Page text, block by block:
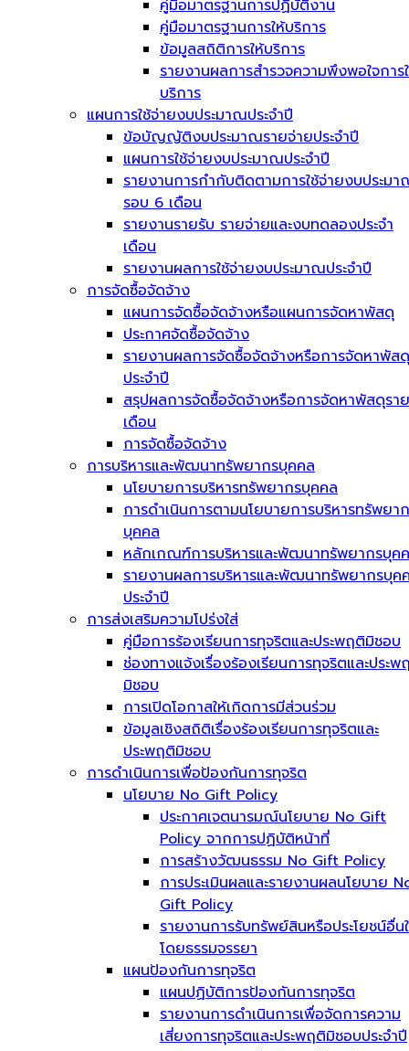
คู่มือมาตรฐานการปฏิบัติงาน
คู่มือมาตรฐานการให้บริการ
ข้อมูลสถิติการให้บริการ
รายงานผลการสำรวจความพึงพอใจการ
บริการ
แผนการใช้จ่ายงบประมาณประจำปี
ข้อบัญญัติงบประมาณรายจ่ายประจำปี
แผนการใช้จ่ายงบประมาณประจำปี
รายงานการกำกับติดตามการใช้จ่ายงบประม
รอบ 6 เดือน
รายงานรายรับ รายจ่ายและงบทดลองประจำ
เดือน
รายงานผลการใช้จ่ายงบประมาณประจำปี
การจัดซื้อจัดจ้าง
แผนการจัดซื้อจัดจ้างหรือแผนการจัดหาพัสดุ
ประกาศจัดซื้อจัดจ้าง
รายงานผลการจัดซื้อจัดจ้างหรือการจัดหาพัสดุ
ประจำปี
สรุปผลการจัดซื้อจัดจ้างหรือการจัดหาพัสดุราย
เดือน
การจัดซื้อจัดจ้าง
การบริหารและพัฒนาทรัพยากรบุคคล
นโยบายการบริหารทรัพยากรบุคคล
การดำเนินการตามนโยบายการบริหารทรัพยา
บุคคล
หลักเกณฑ์การบริหารและพัฒนาทรัพยากรบุค
รายงานผลการบริหารและพัฒนาทรัพยากรบุค
ประจำปี
การส่งเสริมความโปร่งใส่
คู่มือการร้องเรียนการทุจริตและประพฤติมิชอบ
ช่องทางแจ้งเรื่องร้องเรียนการทุจริตและประพ
มิชอบ
การเปิดโอกาสให้เกิดการมีส่วนร่วม
ข้อมูลเชิงสถิติเรื่องร้องเรียนการทุจริตและ
ประพฤติมิชอบ
การดำเนินการเพื่อป้องกันการทุจริต
นโยบาย No Gift Policy
ประกาศเจตนารมณ์นโยบาย No Gift
Policy จากการปฏิบัติหน้าที่
การสร้างวัฒนธรรม No Gift Policy
การประเมินผลและรายงานผลนโยบาย
Gift Policy
รายงานการรับทรัพย์สินหรือประโยชน์อื่น
โดยธรรมจรรยา
แผนป้องกันการทุจริต
แผนปฏิบัติการป้องกันการทุจริต
รายงานการดำเนินการเพื่อจัดการความ
เสี่ยงการทุจริตและประพฤติมิชอบประจำปี